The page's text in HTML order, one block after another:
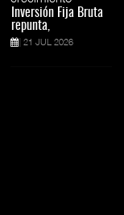
Inversión Fija Bruta
repunta,
21 JUL 2026